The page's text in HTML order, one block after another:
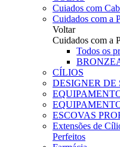
Cuiados com
Cuidados com a
Voltar
Cuidados com a
Todos os
CÍLIOS
DESIGNER DE
ESCOVAS
Extensões de
Perfeitos